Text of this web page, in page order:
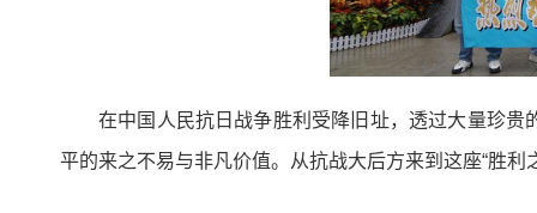
在中国人民抗日战争胜利受降旧址，透过大量珍
平的来之不易与非凡价值。从抗战大后方来到这座“胜